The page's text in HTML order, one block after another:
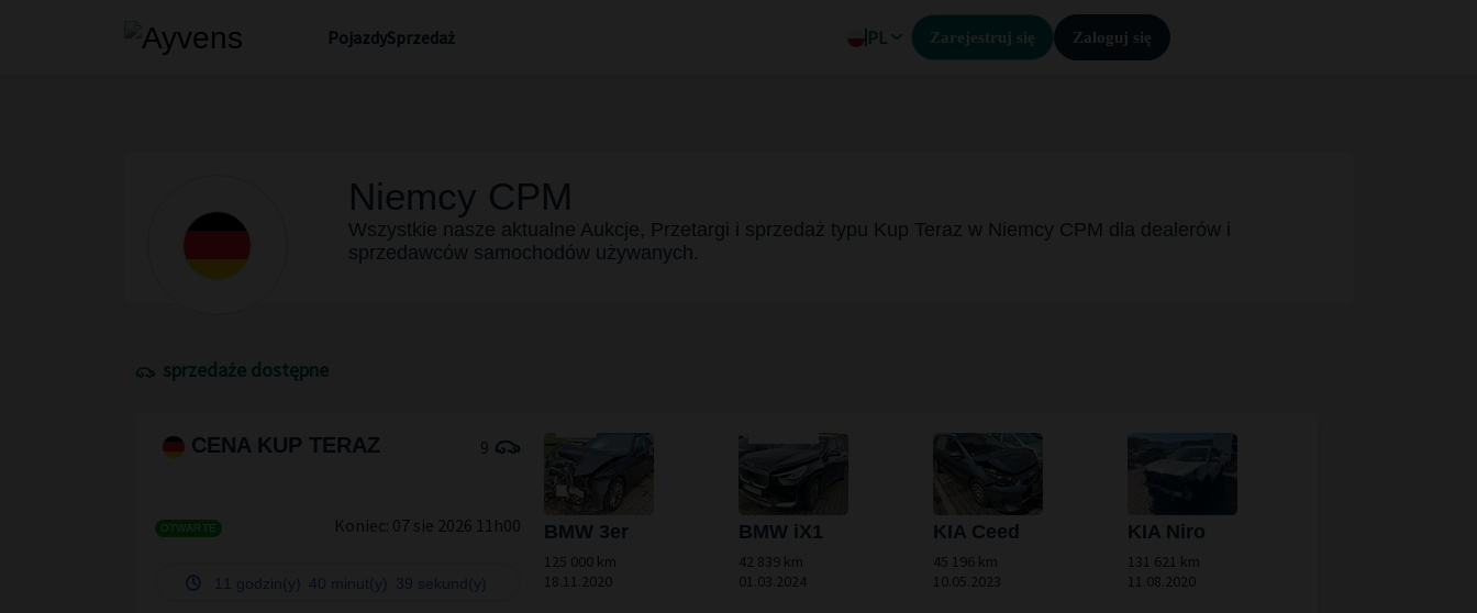
PojazdySprzedaż PL Zarejestruj się Zaloguj się
Niemcy CPM
Wszystkie nasze aktualne Aukcje, Przetargi i sprzedaż typu Kup Teraz w Niemcy CPM dla dealerów i
sprzedawców samochodów używanych.
sprzedaże dostępne
CENA KUP TERAZ 9
OTWARTE Koniec: 07 sie 2026 11h00
11 godzin(y) 40 minut(y) 38 sekund(y)
BMW 3er
125 000 km
18.11.2020
BMW iX1
42 839 km
01.03.2024
KIA Ceed
45 196 km
10.05.2023
KIA Niro
131 621 km
11.08.2020